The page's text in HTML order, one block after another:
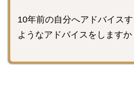
10年前の自分へアドバイス
ようなアドバイスをしますか